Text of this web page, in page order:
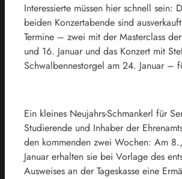
Interessierte müssen hier schnell sein:
beiden Konzertabende sind
Termine – zwei mit der Masterclass
und 16. Januar und das Konzert mit
Schwalbennestorgel am 24. Januar –
Ein kleines Neujahrs-Schmankerl für
Studierende und Inhaber der
den kommenden zwei Wochen: Am
Januar erhalten sie bei Vorlage des
Ausweises an der Tageskasse eine